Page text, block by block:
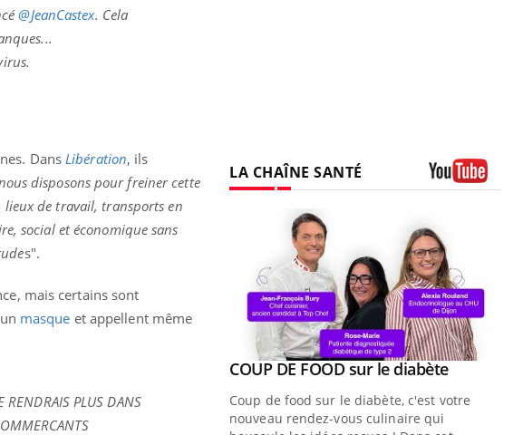
@JeanCastex. Cela
Dans Libération, ils
disposons pour freiner cette
de travail, transports en
social et économique sans
s".
mais certains sont
masque et appellent même
RENDRAIS PLUS DANS
LA CHAÎNE SANTÉ
Youtube
Youtube
COUP DE FOOD sur le diabèteYoutube
Coup de food sur le diabète, c'est votre
nouveau rendez-vous culinaire qui